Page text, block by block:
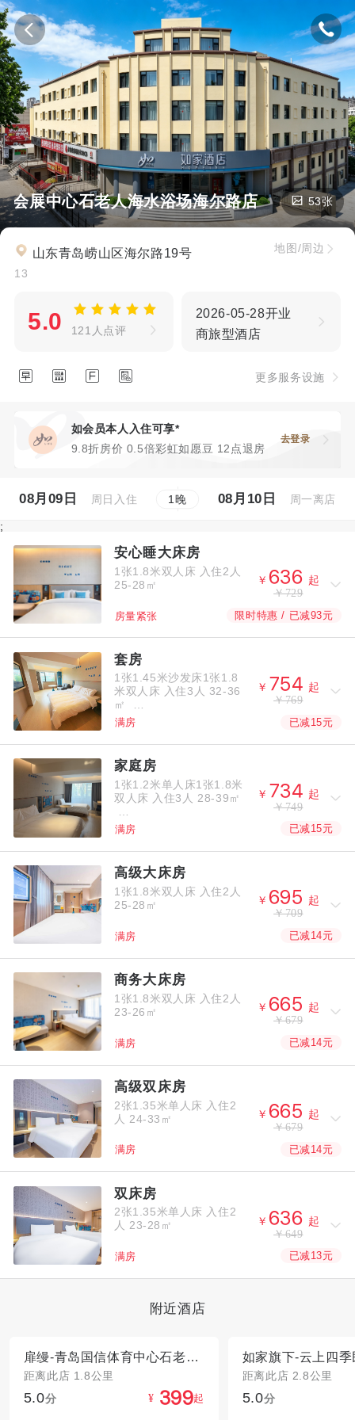
会展中心石老人海水浴场海尔路店 53张
山东青岛崂山区海尔路19号
13
地图/周边
5.0 121人点评
2026-05-28开业
商旅型酒店
    更多服务设施
如会员本人入住可享*
9.8折房价 0.5倍彩虹如愿豆 12点退房
去登录
08月09日 周日入住 1晚 08月10日 周一离店
;
安心睡大床房
1张1.8米双人床 入住2人
25-28㎡
￥  起
￥729
房量紧张 限时特惠 / 已减93元
套房
1张1.45米沙发床1张1.8
米双人床 入住3人 32-36
㎡
￥  起
￥769
满房 已减15元
家庭房
1张1.2米单人床1张1.8米
双人床 入住3人 28-39㎡ ￥  起
￥749
满房 已减15元
高级大床房
1张1.8米双人床 入住2人
25-28㎡
￥ 
起
￥709
满房 已减14元
商务大床房
1张1.8米双人床 入住2人
23-26㎡
￥ 
起
￥679
满房 已减14元
高级双床房
2张1.35米单人床 入住2
人
24-33㎡ ￥ 
起
￥679
满房 已减14元
双床房
2张1.35米单人床 入住2
人 23-28㎡ ￥  起
￥649
满房 已减13元
附近酒店
扉缦-青岛国信体育中心石老人海水浴场店
距离此店 1.8公里
5.0分 ¥ 起
距离此店 2.8公里
5.0分